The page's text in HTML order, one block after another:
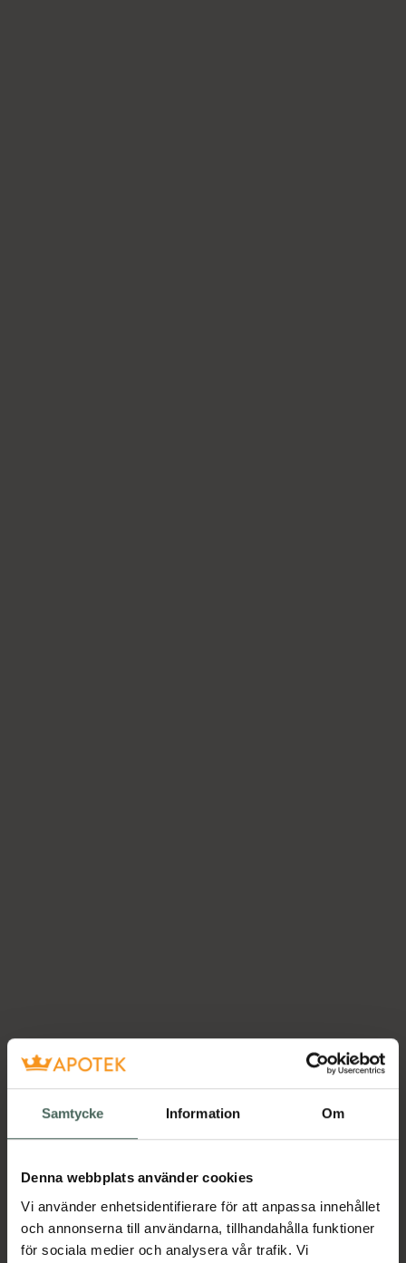
Samtycke Information Om
Denna webbplats använder cookies
Vi använder enhetsidentifierare för att anpassa innehållet
och annonserna till användarna, tillhandahålla funktioner
för sociala medier och analysera vår trafik. Vi